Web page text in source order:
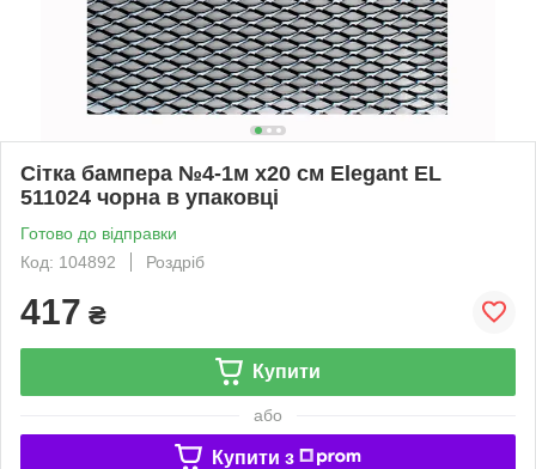
Сітка бампера №4-1м х20 см Elegant EL
511024 чорна в упаковці
Готово до відправки
Код: 104892
Роздріб
417 ₴
Купити
або
Купити з